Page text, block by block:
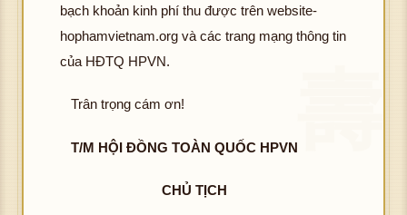
bạch khoản kinh phí thu được trên website-
hophamvietnam.org và các trang mạng thông tin
của HĐTQ HPVN.
Trân trọng cám ơn!
T/M HỘI ĐỒNG TOÀN QUỐC HPVN
CHỦ TỊCH